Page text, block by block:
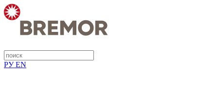
РУ EN